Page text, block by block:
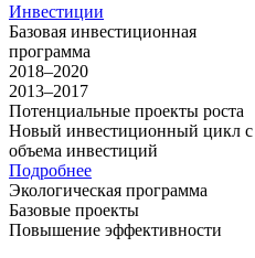
Инвестиции
Базовая инвестиционная
программа
2018–2020
2013–2017
Потенциальные проекты роста
Новый инвестиционный цикл с
объема инвестиций
Подробнее
Экологическая программа
Базовые проекты
Повышение эффективности